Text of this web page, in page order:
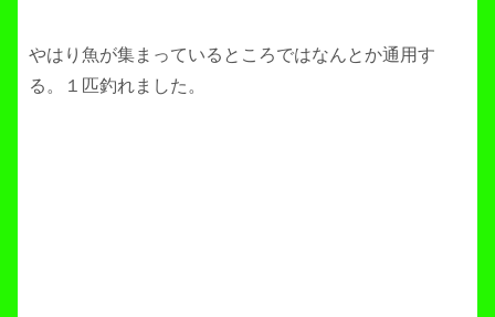
やはり魚が集まっているところではなんとか通用す
る。１匹釣れました。